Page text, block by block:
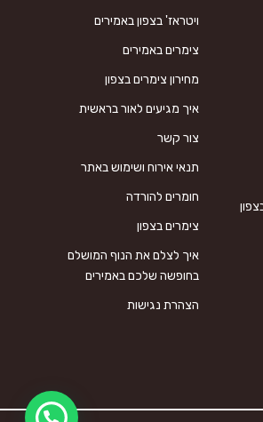
ויטראז' בצפון באמירים
צימרים באמירים
מחירון צימרים בצפון
איך מגיעים לאור בראשית
צור קשר
תנאי אירוח ושימוש באתר
חומרים להורדה
צימרים בצפון
איך לצלם את הנוף המושלם
בחופשה שלכם באמירים
הצהרת נגישות